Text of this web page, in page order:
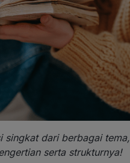
singkat dari berbagai
serta strukturnya!